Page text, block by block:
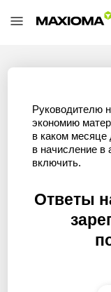
Руководителю
экономию
в каком месяце
в начисление
включить.
Ответы